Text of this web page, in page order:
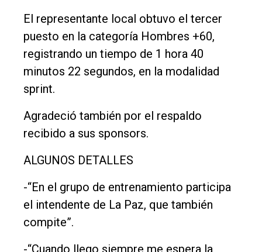
El representante local obtuvo el tercer
puesto en la categoría Hombres +60,
registrando un tiempo de 1 hora 40
minutos 22 segundos, en la modalidad
sprint.
Agradeció también por el respaldo
recibido a sus sponsors.
ALGUNOS DETALLES
-“En el grupo de entrenamiento participa
el intendente de La Paz, que también
compite”.
-“Cuando llego siempre me espera la